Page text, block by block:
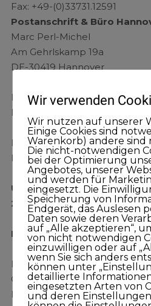
Fax: +49-(0)33731.12591
Postanschrift & Büro
Marc Perl-Michel
Am Gehrlskamp 19a
DE-30419 Hannover
Fon: +49-(0)511.37 36 39 00
Fax: +49-(0)511.71 30 65 73
E-Mail:
Internet:
Umsatzsteuer-
27a Umsatzsteuergesetz:
Hinweis auf EU-
Die Europäische Kommission
Online-Streitbeilegung (OS)
http://ec.europa.eu/
Wir verwenden
Wir nutzen auf unserer
Einige Cookies sind
Warenkorb) andere sind
Die nicht-notwendigen
bei der Optimierung
Angebotes, unserer
und werden für
eingesetzt. Die
Speicherung von
Endgerät, das Auslesen
Daten sowie deren
auf „Alle akzeptieren“,
von nicht notwendigen
einzuwilligen oder auf
wenn Sie sich anders
können unter
detaillierte
eingesetzten Arten von
und deren